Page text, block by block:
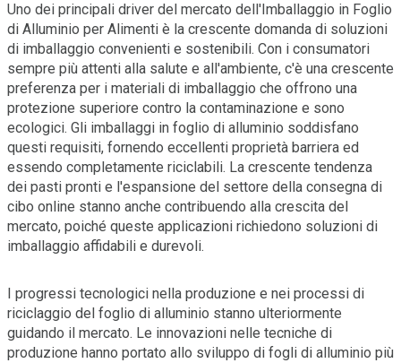
Uno dei principali driver del mercato dell'Imballaggio in Foglio
di Alluminio per Alimenti è la crescente domanda di soluzioni
di imballaggio convenienti e sostenibili. Con i consumatori
sempre più attenti alla salute e all'ambiente, c'è una crescente
preferenza per i materiali di imballaggio che offrono una
protezione superiore contro la contaminazione e sono
ecologici. Gli imballaggi in foglio di alluminio soddisfano
questi requisiti, fornendo eccellenti proprietà barriera ed
essendo completamente riciclabili. La crescente tendenza
dei pasti pronti e l'espansione del settore della consegna di
cibo online stanno anche contribuendo alla crescita del
mercato, poiché queste applicazioni richiedono soluzioni di
imballaggio affidabili e durevoli.
I progressi tecnologici nella produzione e nei processi di
riciclaggio del foglio di alluminio stanno ulteriormente
guidando il mercato. Le innovazioni nelle tecniche di
produzione hanno portato allo sviluppo di fogli di alluminio più